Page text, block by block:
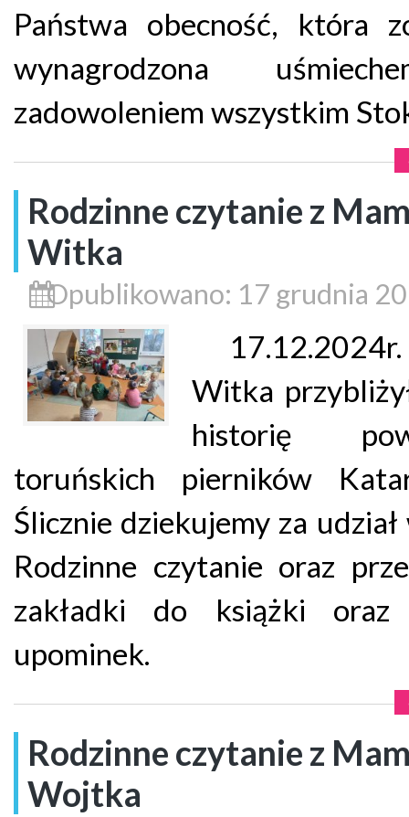
Państwa obecność, która
wynagrodzona
zadowoleniem wszystkim
Rodzinne czytanie z
Witka
Opublikowano: 17 grudnia
17.12.2024r.
Witka
historię
toruńskich pierników
Ślicznie dziekujemy za
Rodzinne czytanie oraz
zakładki do książki oraz
upominek.
Rodzinne czytanie z
Wojtka